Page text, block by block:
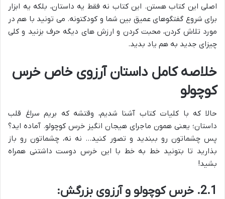
اصلی این کتاب هستن. این کتاب نه فقط یه داستان، بلکه یه ابزار
برای شروع گفتگوهای عمیق بین شما و کودکتونه. می تونید با هم در
مورد تلاش کردن، محبت کردن و ارزش های دیگه حرف بزنید و کلی
چیزای جدید به هم یاد بدید.
خلاصه کامل داستان آرزوی خاص خرس
کوچولو
حالا که با کلیات کتاب آشنا شدیم، وقتشه که بریم سراغ قلب
داستان؛ یعنی همون ماجرای هیجان انگیز خرس کوچولو. آماده اید؟
پس چشماتون رو ببندید و تصور کنید… نه نه، چشماتون رو باز
بذارید تا بتونید خط به خط با این خرس دوست داشتنی همراه
بشید!
2.1. خرس کوچولو و آرزوی بزرگش: